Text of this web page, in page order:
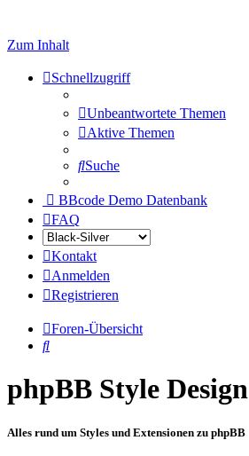
Zum Inhalt
Schnellzugriff
Unbeantwortete Themen
Aktive Themen
Suche
BBcode Demo Datenbank
FAQ
Kontakt
Anmelden
Registrieren
Foren-Übersicht
Suche
phpBB Style Design
Alles rund um Styles und Extensionen zu phpBB